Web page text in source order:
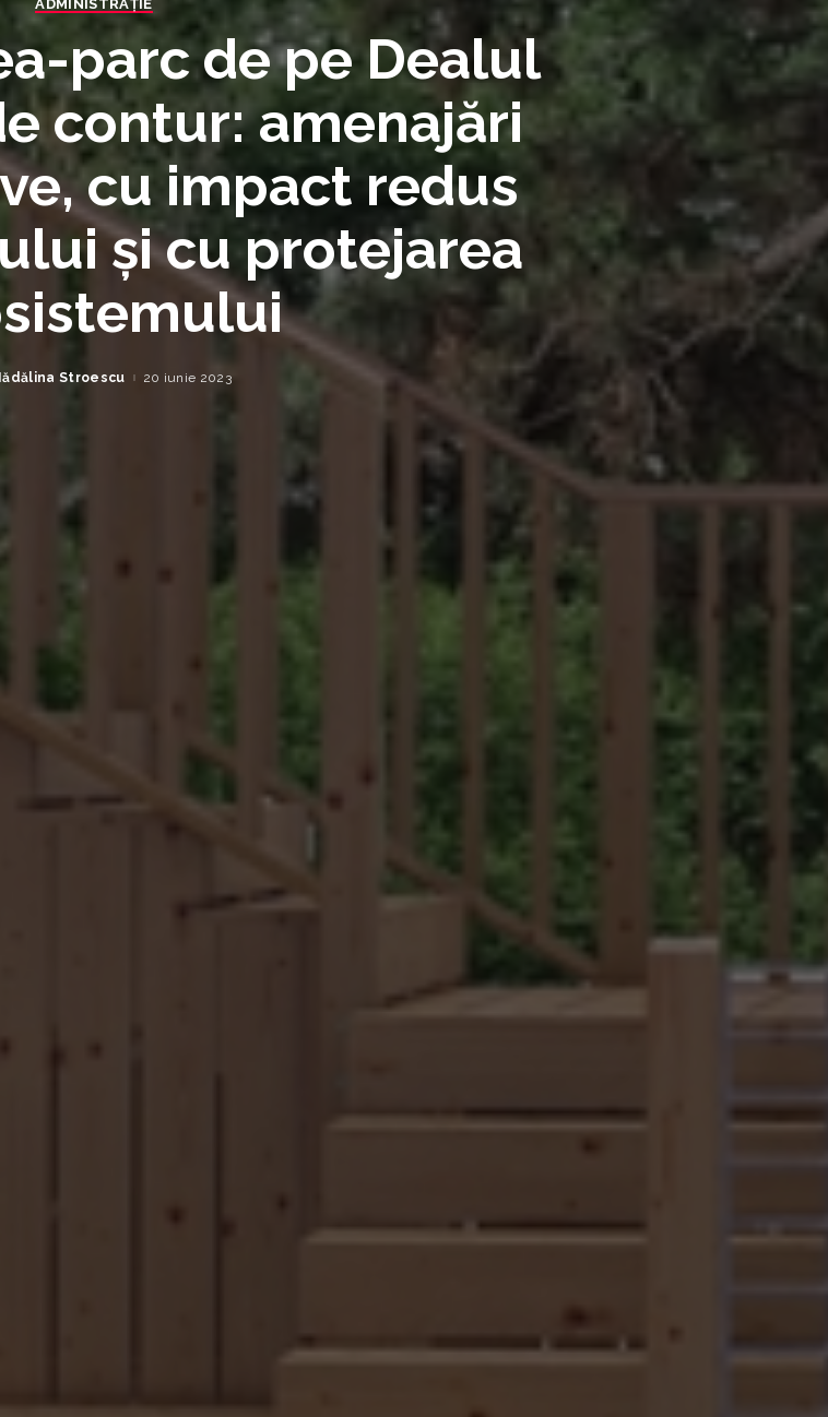
ADMINISTRAŢIE
parc de pe Dealul
contur: amenajări
cu impact redus
și cu protejarea
Stroescu 20 iunie 2023